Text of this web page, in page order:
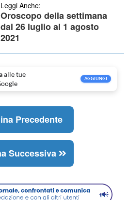
Leggi Anche:
Oroscopo della settimana
dal 26 luglio al 1 agosto
2021
alle tue
AGGIUNGI
Precedente
Successiva